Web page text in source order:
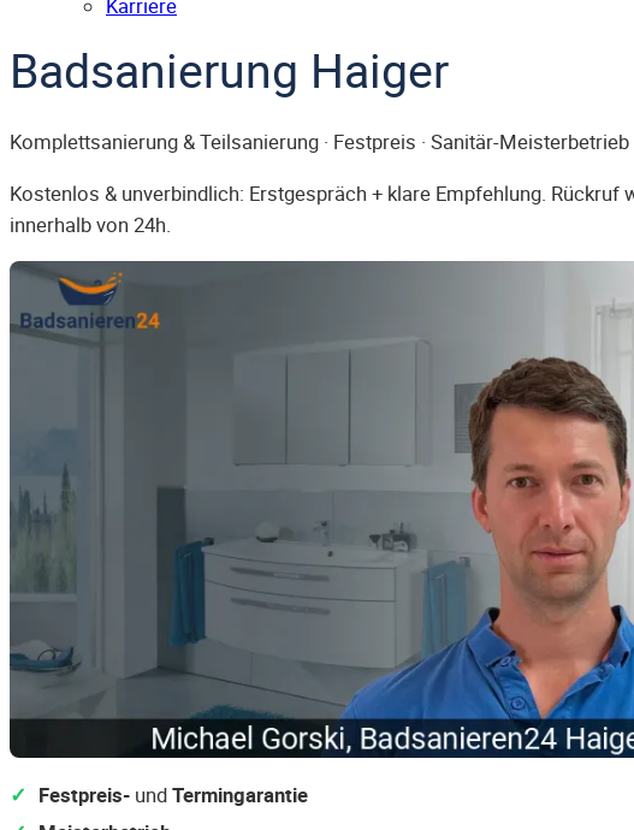
Karriere
Badsanierung Haiger
Komplettsanierung & Teilsanierung · Festpreis · Sanitär-Meisterbetrieb
Kostenlos & unverbindlich: Erstgespräch + klare Empfehlung. Rückruf
innerhalb von 24h.
Festpreis- undTermingarantie